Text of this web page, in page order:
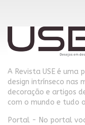
A Revista USE é uma
design intrínseco nas
decoração e artigos
com o mundo e tudo
Portal - No portal